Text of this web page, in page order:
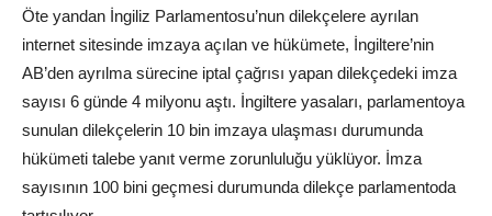
Öte yandan İngiliz Parlamentosu’nun dilekçelere ayrılan
internet sitesinde imzaya açılan ve hükümete, İngiltere’nin
AB’den ayrılma sürecine iptal çağrısı yapan dilekçedeki imza
sayısı 6 günde 4 milyonu aştı. İngiltere yasaları, parlamentoya
sunulan dilekçelerin 10 bin imzaya ulaşması durumunda
hükümeti talebe yanıt verme zorunluluğu yüklüyor. İmza
sayısının 100 bini geçmesi durumunda dilekçe parlamentoda